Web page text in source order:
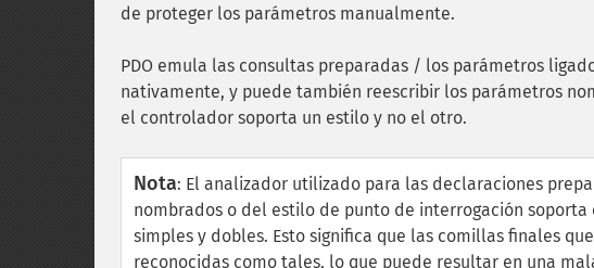
de proteger los parámetros manualmente.
PDO emula las consultas preparadas / los parámetros
nativamente, y puede también reescribir los parámetros
el controlador soporta un estilo y no el otro.
Nota: El analizador utilizado para las declaraciones
nombrados o del estilo de punto de interrogación
simples y dobles. Esto significa que las comillas finales
reconocidas como tales, lo que puede resultar en una